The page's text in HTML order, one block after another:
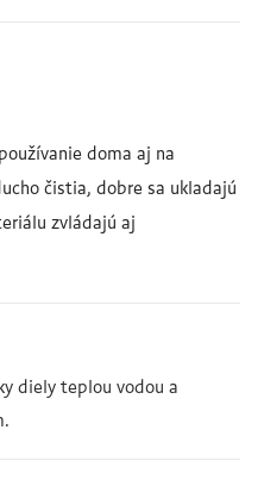
doma aj na
čistia, dobre sa ukladajú
zvládajú aj
diely teplou vodou a